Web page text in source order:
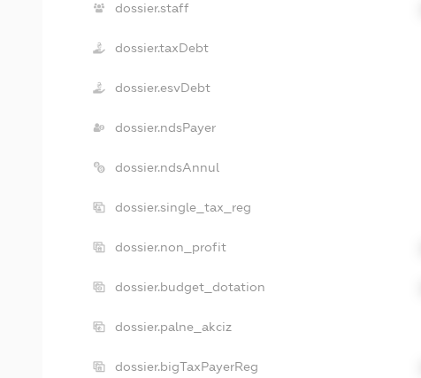
dossier.staff
dossier.taxDebt
dossier.esvDebt
dossier.ndsPayer
dossier.ndsAnnul
dossier.single_tax_reg
dossier.non_profit
dossier.budget_dotation
dossier.palne_akciz
dossier.bigTaxPayerReg